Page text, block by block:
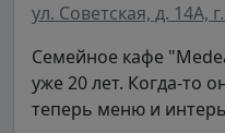
ул. Советская, д. 14А,
Семейное кафе
уже 20 лет. Когда-то
теперь меню и